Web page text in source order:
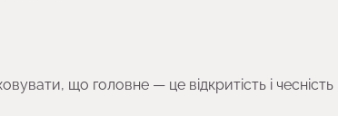
що головне — це відкритість і